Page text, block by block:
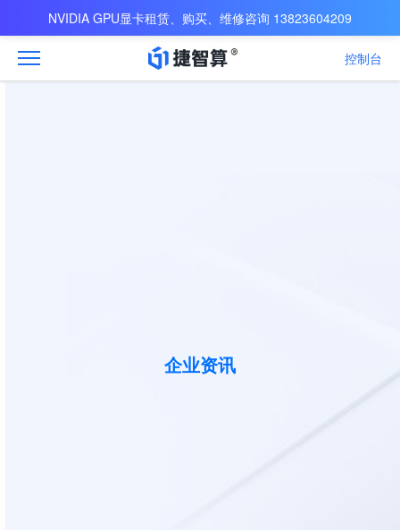
NVIDIA GPU显卡租赁、购买、维修咨询 13823604209
控制台
企业资讯